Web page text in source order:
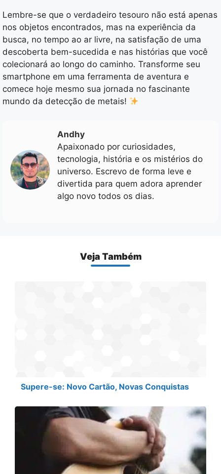
Lembre-se que o verdadeiro tesouro não está apenas
nos objetos encontrados, mas na experiência da
busca, no tempo ao ar livre, na satisfação de uma
descoberta bem-sucedida e nas histórias que você
colecionará ao longo do caminho. Transforme seu
smartphone em uma ferramenta de aventura e
comece hoje mesmo sua jornada no fascinante
mundo da detecção de metais!
Andhy
Apaixonado por curiosidades,
tecnologia, história e os mistérios do
universo. Escrevo de forma leve e
divertida para quem adora aprender
algo novo todos os dias.
Veja Também
Supere-se: Novo Cartão, Novas Conquistas